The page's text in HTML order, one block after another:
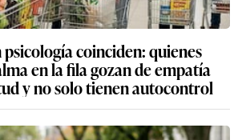
coinciden: quienes
en la fila gozan de empatía
y no solo tienen autocontrol